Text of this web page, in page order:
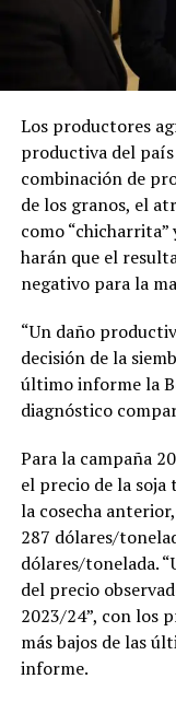
Los productores
productiva del
combinación de
de los granos, el
como
harán que el
negativo para la
“Un daño
decisión de la
último informe la
diagnóstico
Para la campaña
el precio de la
la cosecha
287 dólares/
dólares/tonelada.
del precio
2023/24”, con los
más bajos de las
informe.